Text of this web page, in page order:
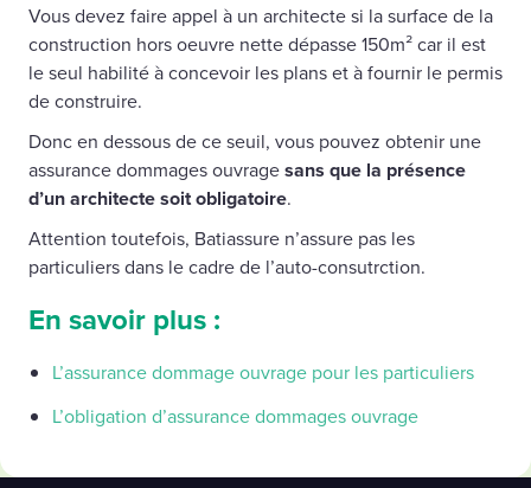
Vous devez faire appel à un architecte si la surface de la
construction hors oeuvre nette dépasse 150m² car il est
le seul habilité à concevoir les plans et à fournir le permis
de construire.
Donc en dessous de ce seuil, vous pouvez obtenir une
assurance dommages ouvragesans que la présence
d’un architecte soit obligatoire.
Attention toutefois, Batiassure n’assure pas les
particuliers dans le cadre de l’auto-consutrction.
En savoir plus :
L’assurance dommage ouvrage pour les particuliers
L’obligation d’assurance dommages ouvrage